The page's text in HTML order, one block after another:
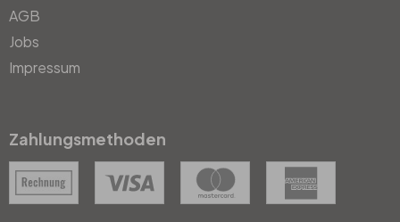
AGB
Jobs
Impressum
Zahlungsmethoden